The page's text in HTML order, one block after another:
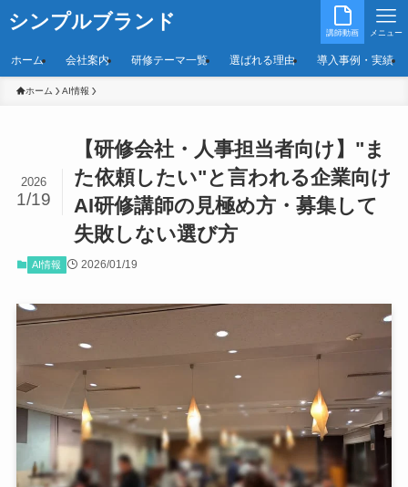
シンプルブランド 講師動画 メニュー
ホーム 会社案内 研修テーマ一覧 選ばれる理由 導入事例・実績
ホーム AI情報
【研修会社・人事担当者向け】"ま
た依頼したい"と言われる企業向け
AI研修講師の見極め方・募集して
失敗しない選び方
2026
1/19
AI情報 2026/01/19